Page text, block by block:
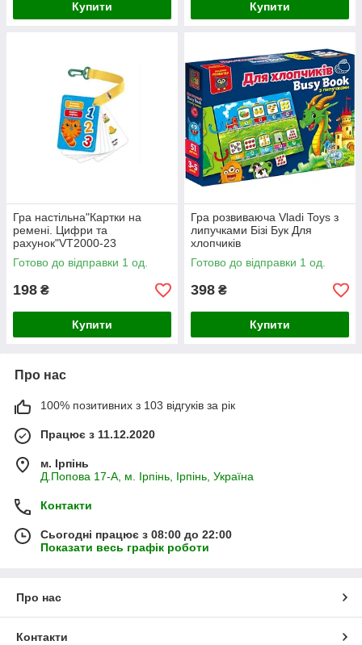
Купити Купити
Гра настільна"Картки на
ремені. Цифри та
рахунок"VT2000-23
Готово до відправки 1 од.
198 ₴
Купити
Гра розвиваюча Vladi Toys з
липучками Бізі Бук Для
хлопчиків
Готово до відправки 1 од.
398 ₴
Купити
Про нас
100% позитивних з 103 відгуків за рік
Працює з 11.12.2020
м. Ірпінь
Д.Попова 17-А, м. Ірпінь, Ірпінь, Україна
Контакти
Сьогодні працює з 08:00 до 22:00
Показати весь графік роботи
Про нас
Контакти